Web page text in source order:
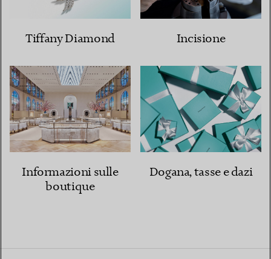
Tiffany Diamond Incisione
Informazioni sulle
boutique
Dogana, tasse e dazi